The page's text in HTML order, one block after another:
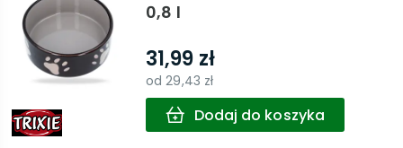
0,8 l
31,99 zł
od29,43 zł
Dodaj do koszyka